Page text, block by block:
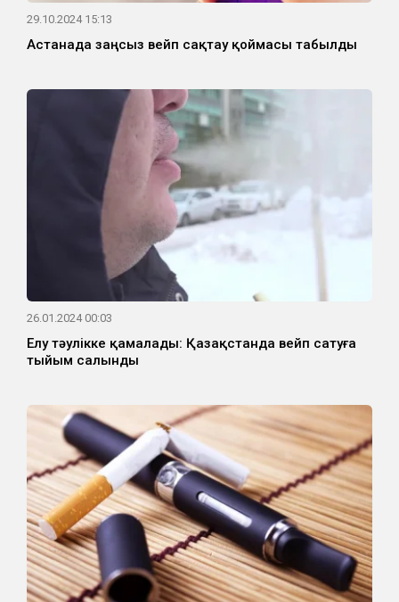
29.10.2024 15:13
Астанада заңсыз вейп сақтау қоймасы табылды
26.01.2024 00:03
Елу тәулікке қамалады: Қазақстанда вейп сатуға
тыйым салынды